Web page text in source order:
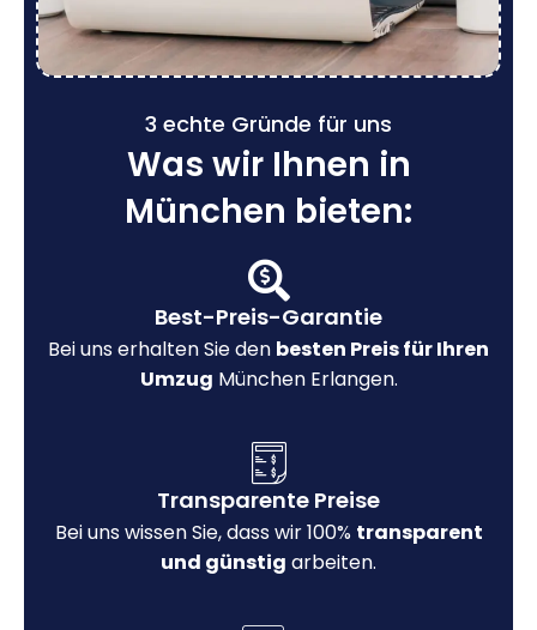
3 echte Gründe für uns
Was wir Ihnen in
München bieten:
Best-Preis-Garantie
Bei uns erhalten Sie den besten Preis für Ihren
Umzug München Erlangen.
Transparente Preise
Bei uns wissen Sie, dass wir 100% transparent
und günstig arbeiten.